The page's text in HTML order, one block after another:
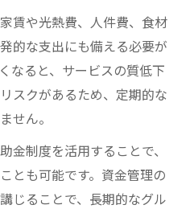
賃や光熱費、人件費、食材
的な支出にも備える必要が
なると、サービスの質低下
スクがあるため、定期的な
せん。
金制度を活用することで、
とも可能です。資金管理の
じることで、長期的なグル